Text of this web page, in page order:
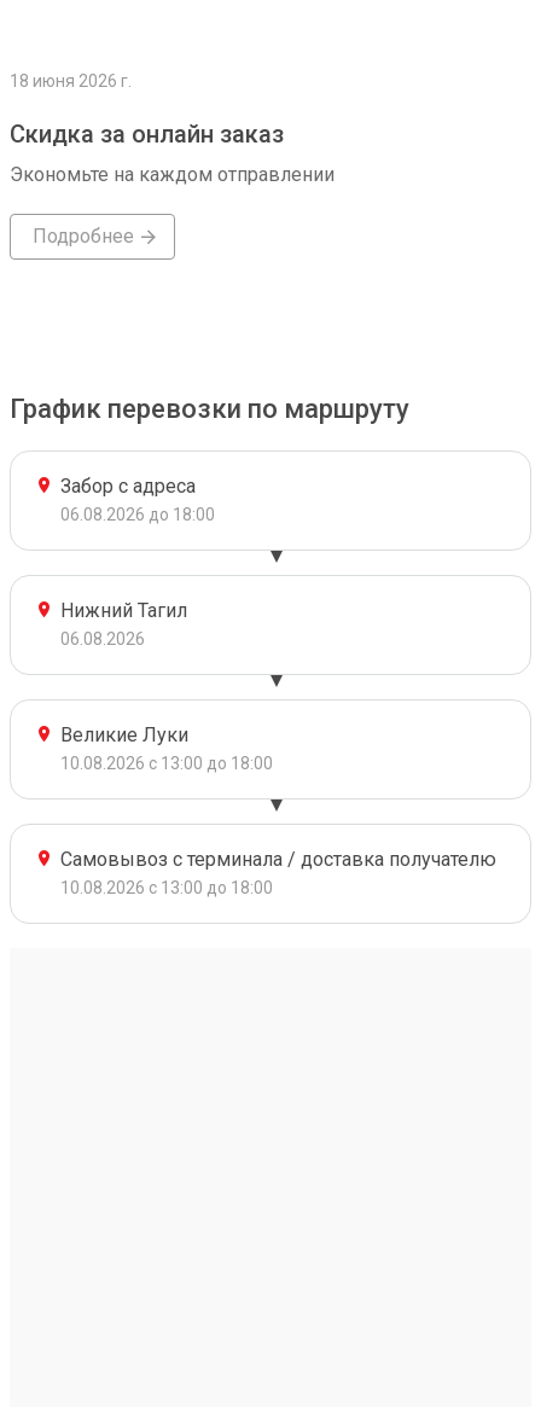
18 июня 2026 г.
Скидка за онлайн заказ
Экономьте на каждом отправлении
Подробнее
График перевозки по маршруту
Забор с адреса
06.08.2026 до 18:00
Нижний Тагил
06.08.2026
Великие Луки
10.08.2026 с 13:00 до 18:00
Самовывоз с терминала / доставка получателю
10.08.2026 с 13:00 до 18:00